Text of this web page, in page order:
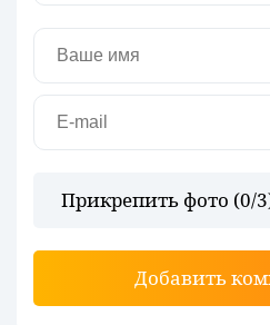
Прикрепить фото (0/
Добавить